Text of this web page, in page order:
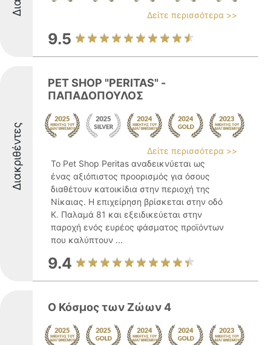
Δείτε περισσότερα >>
9.5
Διακριθέντες
PET SHOP "PERITAS" -
ΠΑΠΑΔΟΠΟΥΛΟΣ
Δείτε περισσότερα >>
Το Pet Shop Peritas αναδεικνύεται ως
ένας αξιόπιστος προορισμός για όσους
διαθέτουν κατοικίδια στην περιοχή της
Νίκαιας. Η επιχείρηση βρίσκεται στην οδό
Κ. Παλαμά 81 και εξειδικεύεται στην
παροχή ενός ευρέος φάσματος προϊόντων
που καλύπτουν ...
9.4
Ο Κόσμος των Ζώων 4